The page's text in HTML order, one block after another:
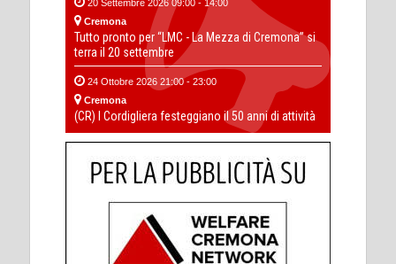
20 Settembre 2026 09:00 - 14:00
Cremona
Tutto pronto per “LMC - La Mezza di Cremona” si
terra il 20 settembre
24 Ottobre 2026 21:00 - 23:00
Cremona
(CR) I Cordigliera festeggiano il 50 anni di attività